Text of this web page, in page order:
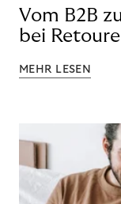
Vom B2B
bei
MEHR LESEN